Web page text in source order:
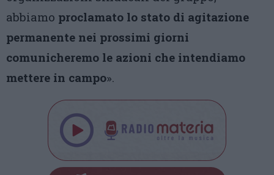
abbiamo proclamato lo stato di agitazione
permanente nei prossimi giorni
comunicheremo le azioni che intendiamo
mettere in campo».